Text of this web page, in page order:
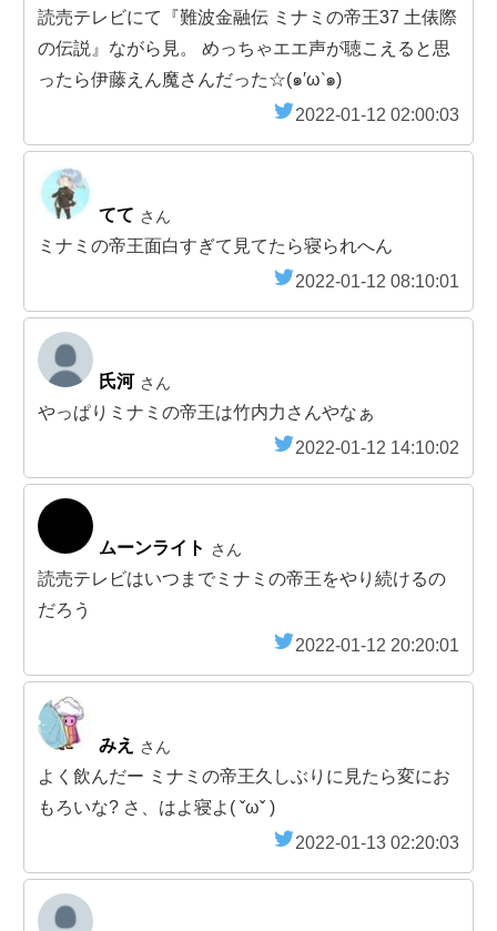
読売テレビにて『難波金融伝 ミナミの帝王37 土俵際
の伝説』ながら見。 めっちゃエエ声が聴こえると思
ったら伊藤えん魔さんだった☆(๑′ω‵๑)
2022-01-12 02:00:03
てて さん
ミナミの帝王面白すぎて見てたら寝られへん
2022-01-12 08:10:01
氏河 さん
やっぱりミナミの帝王は竹内力さんやなぁ
2022-01-12 14:10:02
ムーンライト さん
読売テレビはいつまでミナミの帝王をやり続けるの
だろう
2022-01-12 20:20:01
みえ さん
よく飲んだー ミナミの帝王久しぶりに見たら変にお
もろいな? さ、はよ寝よ( ˇωˇ )
2022-01-13 02:20:03